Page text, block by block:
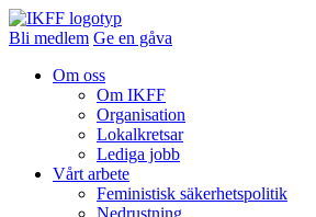
Bli medlem Ge en gåva
Om oss
Om IKFF
Organisation
Lokalkretsar
Lediga jobb
Vårt arbete
Feministisk säkerhetspolitik
Nedrustning